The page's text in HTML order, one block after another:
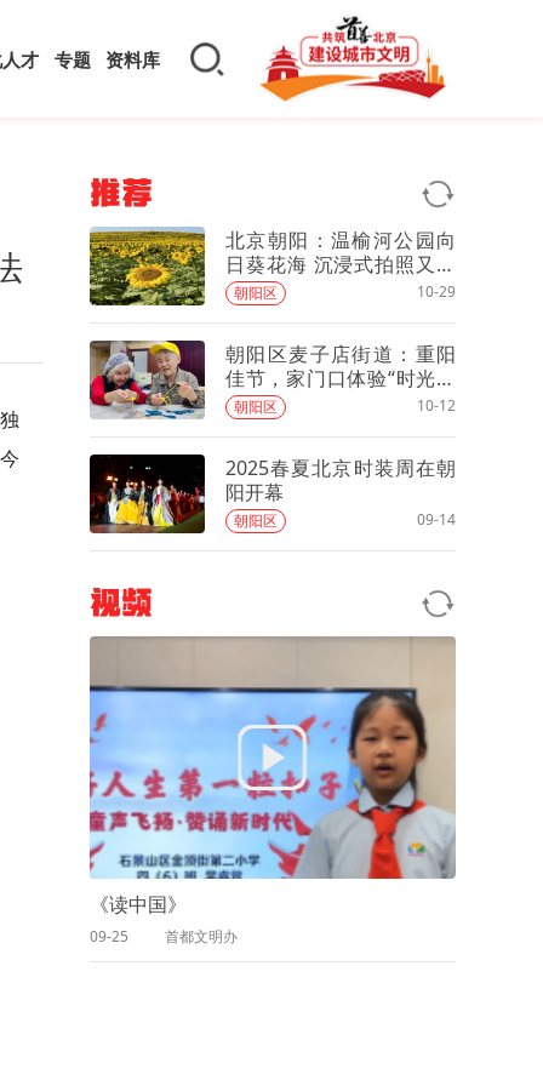
才 专题 资料库
推荐
北京朝阳：温榆河公园向
日葵花海 沉浸式拍照又不
伤花 公园有办法
朝阳区 10-29
朝阳区麦子店街道：重阳
佳节，家门口体验“时光里
的非遗”
朝阳区 10-12
2025春夏北京时装周在朝
阳开幕
朝阳区 09-14
视频
《读中国》
09-25 首都文明办